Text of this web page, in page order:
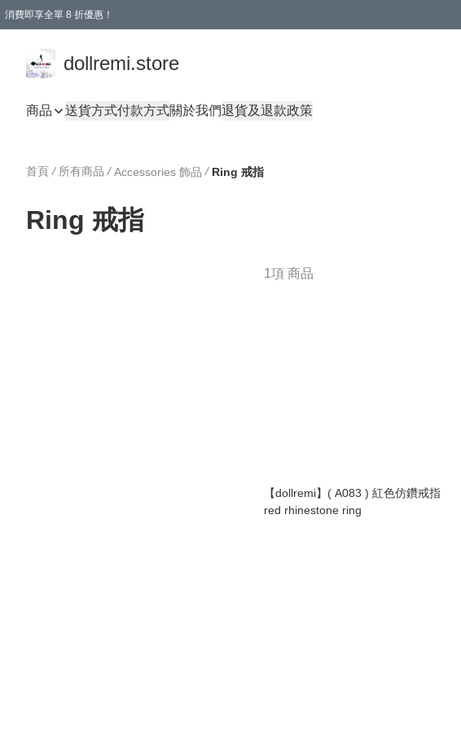
消費即享全單 8 折優惠！
dollremi.store
商品 送貨方式付款方式關於我們退貨及退款政策
首頁 / 所有商品 / Accessories 飾品 / Ring 戒指
Ring 戒指
1項 商品
【dollremi】( A083 ) 紅色仿鑽戒指
red rhinestone ring